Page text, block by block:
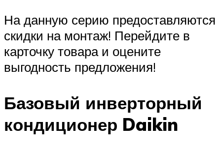
На данную серию предоставляются
скидки на монтаж! Перейдите в
карточку товара и оцените
выгодность предложения!
Базовый инверторный
кондиционер Daikin